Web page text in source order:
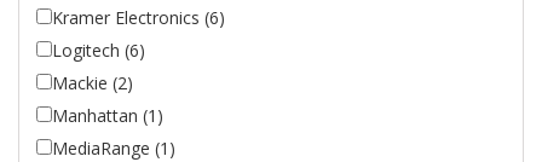
Kramer Electronics (6)
Logitech (6)
Mackie (2)
Manhattan (1)
MediaRange (1)